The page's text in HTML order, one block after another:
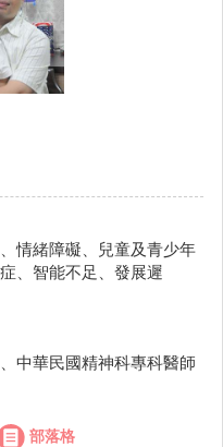
情緒障礙、兒童及青少年
、智能不足、發展遲
中華民國精神科專科醫師
部落格